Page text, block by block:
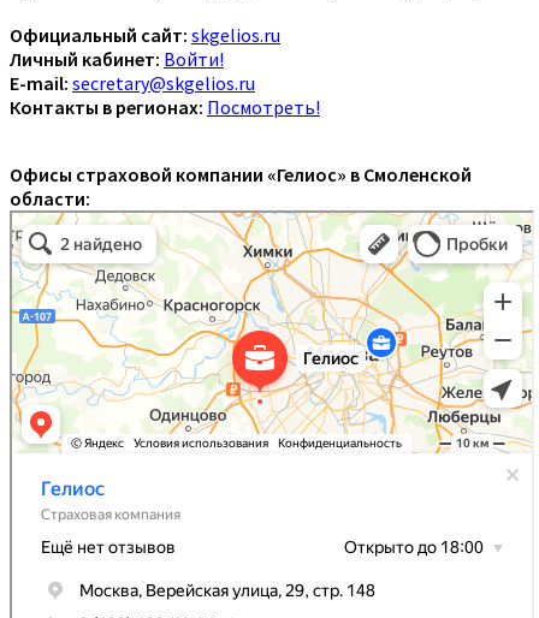
Официальный сайт: skgelios.ru
Личный кабинет: Войти!
E-mail: secretary@skgelios.ru
Контакты в регионах: Посмотреть!
Офисы страховой компании «Гелиос» в Смоленской
области: